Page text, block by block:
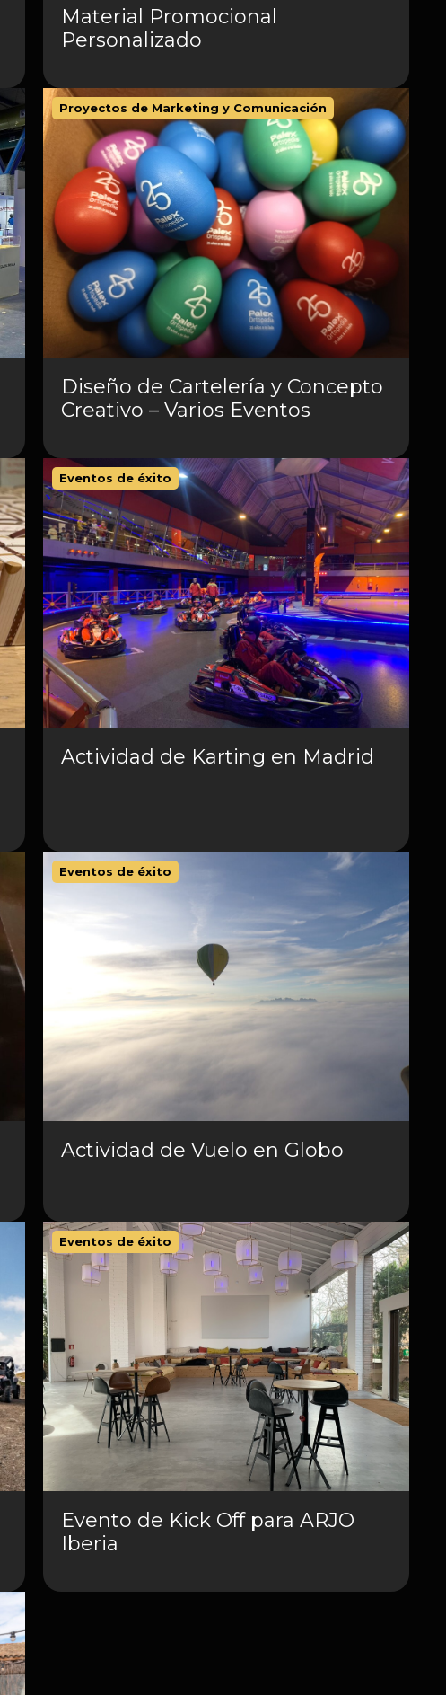
Material Promocional
Personalizado
Proyectos de Marketing y Comunicación
Diseño de Cartelería y Concepto
Creativo – Varios Eventos
Eventos de éxito
Actividad de Karting en Madrid
Eventos de éxito
Actividad de Vuelo en Globo
Eventos de éxito
Evento de Kick Off para ARJO
Iberia